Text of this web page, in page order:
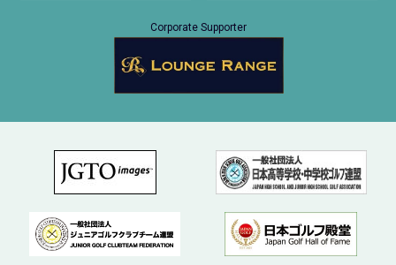
Corporate Supporter